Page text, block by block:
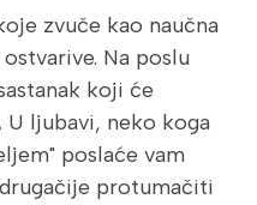
zvuče kao naučna
Na poslu
koji će
ljubavi, neko koga
poslaće vam
protumačiti